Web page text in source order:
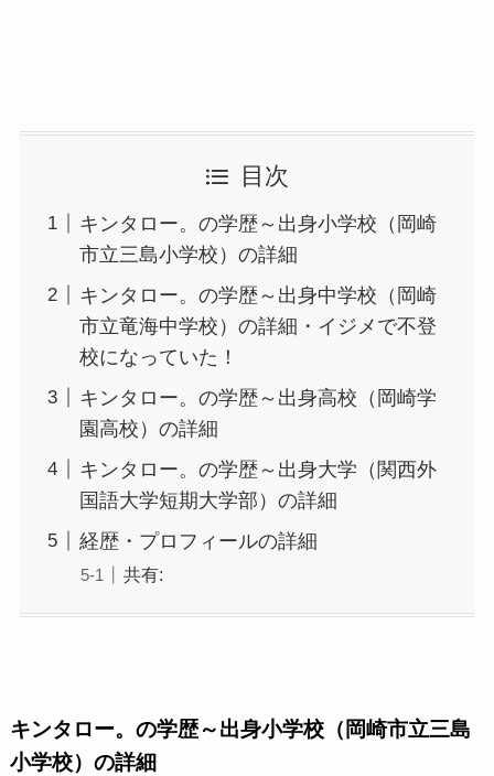
目次
キンタロー。の学歴～出身小学校（岡崎
市立三島小学校）の詳細
キンタロー。の学歴～出身中学校（岡崎
市立竜海中学校）の詳細・イジメで不登
校になっていた！
キンタロー。の学歴～出身高校（岡崎学
園高校）の詳細
キンタロー。の学歴～出身大学（関西外
国語大学短期大学部）の詳細
経歴・プロフィールの詳細
共有:
キンタロー。の学歴～出身小学校（岡崎市立三島
小学校）の詳細